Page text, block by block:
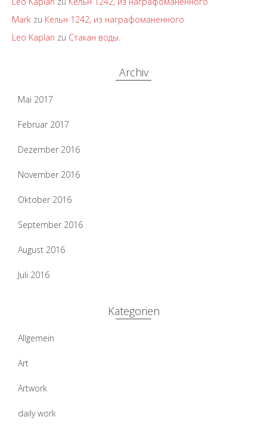
Mark zu Кельн 1242, из награфоманенного
Leo Kaplan zu Стакан воды.
Archiv
Mai 2017
Februar 2017
Dezember 2016
November 2016
Oktober 2016
September 2016
August 2016
Juli 2016
Kategorien
Allgemein
Art
Artwork
daily work